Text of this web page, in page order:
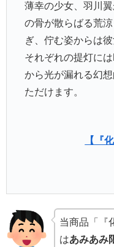
薄幸の少女、羽川
の骨が散らばる荒
ぎ、佇む姿からは
それぞれの提灯に
から光が漏れる幻
ただけます。
【『
当商品「『
はあみあみ